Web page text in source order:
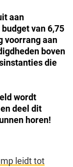
aan
van 6,75
voorrang aan
boven
die
wordt
deel dit
horen!
leidt tot